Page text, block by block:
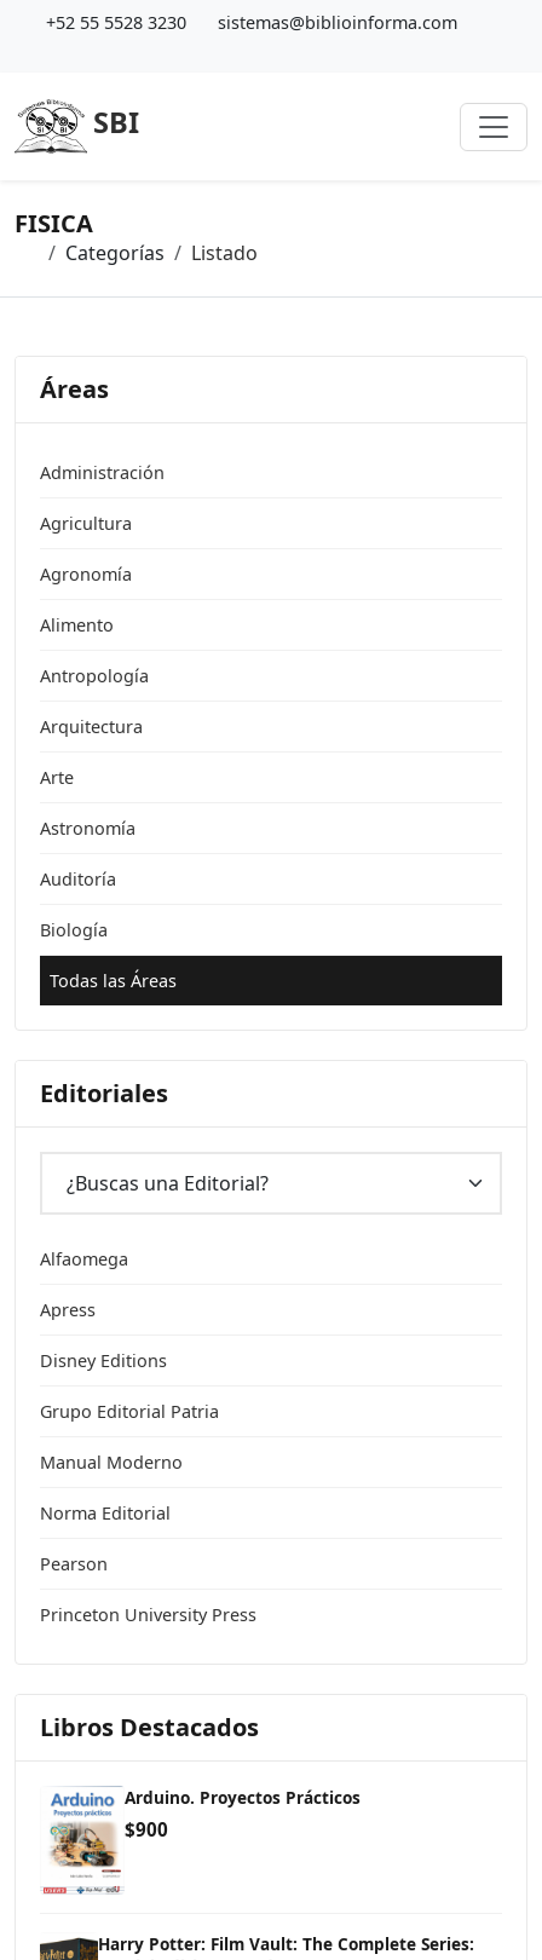
+52 55 5528 3230 sistemas@biblioinforma.com
SBI
FISICA
Categorías Listado
Áreas
Administración
Agricultura
Agronomía
Alimento
Antropología
Arquitectura
Arte
Astronomía
Auditoría
Biología
Todas las Áreas
Editoriales
Alfaomega
Apress
Disney Editions
Grupo Editorial Patria
Manual Moderno
Norma Editorial
Pearson
Princeton University Press
Libros Destacados
Arduino. Proyectos Prácticos
$900
Harry Potter: Film Vault: The Complete Series: